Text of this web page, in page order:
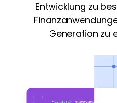
Entwicklung zu
Generation zu